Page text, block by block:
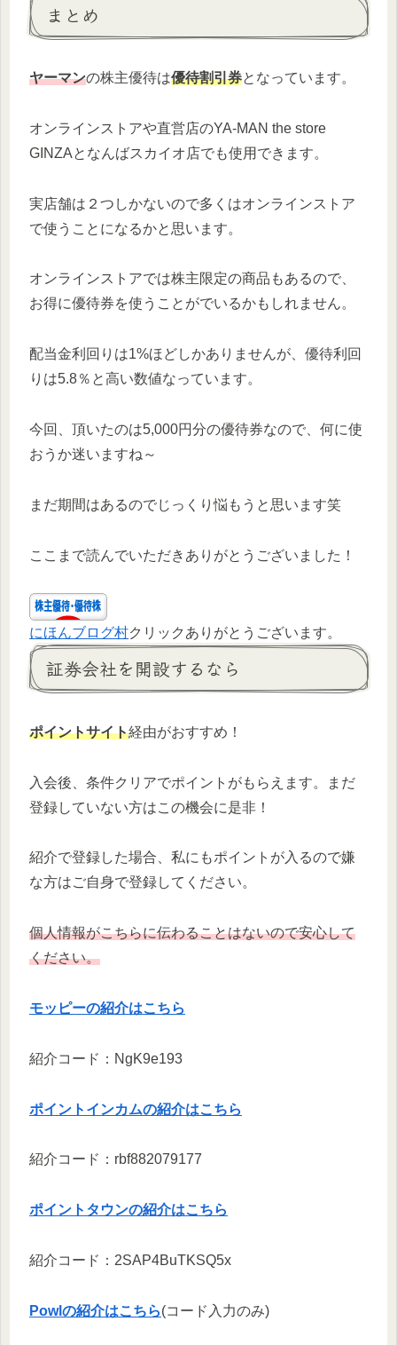
まとめ
ヤーマンの株主優待は優待割引券となっています。
オンラインストアや直営店のYA-MAN the store
GINZAとなんばスカイオ店でも使用できます。
実店舗は２つしかないので多くはオンラインストア
で使うことになるかと思います。
オンラインストアでは株主限定の商品もあるので、
お得に優待券を使うことがでいるかもしれません。
配当金利回りは1%ほどしかありませんが、優待利回
りは5.8％と高い数値なっています。
今回、頂いたのは5,000円分の優待券なので、何に使
おうか迷いますね～
まだ期間はあるのでじっくり悩もうと思います笑
ここまで読んでいただきありがとうございました！
にほんブログ村クリックありがとうございます。
証券会社を開設するなら
ポイントサイト経由がおすすめ！
入会後、条件クリアでポイントがもらえます。まだ
登録していない方はこの機会に是非！
紹介で登録した場合、私にもポイントが入るので嫌
な方はご自身で登録してください。
個人情報がこちらに伝わることはないので安心して
ください。
モッピーの紹介はこちら
紹介コード：NgK9e193
ポイントインカムの紹介はこちら
紹介コード：rbf882079177
ポイントタウンの紹介はこちら
紹介コード：2SAP4BuTKSQ5x
Powlの紹介はこちら(コード入力のみ)